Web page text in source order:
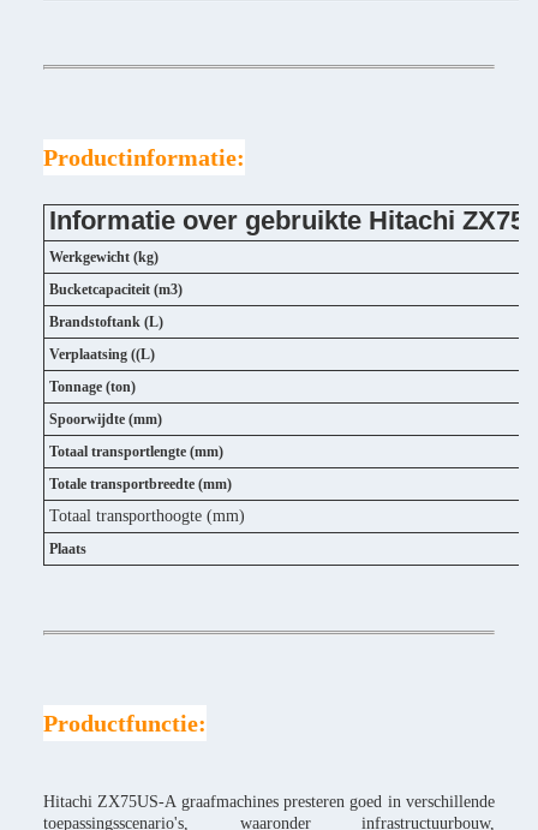
Productinformatie:
Informatie over gebruikte Hitachi
Werkgewicht (kg)
Bucketcapaciteit (m3)
Brandstoftank (L)
Verplaatsing ((L)
Tonnage (ton)
Spoorwijdte (mm)
Totaal transportlengte (mm)
Totale transportbreedte (mm)
Totaal transporthoogte (mm)
Plaats
Productfunctie:
Hitachi ZX75US-A graafmachines presteren goed in verschillende
toepassingsscenario's, waaronder infrastructuurbouw,